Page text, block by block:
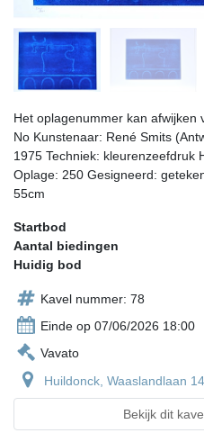
Het oplagenummer kan afwijken
No Kunstenaar: René Smits
1975 Techniek: kleurenzeefdruk
Oplage: 250 Gesigneerd:
55cm
Startbod
Aantal biedingen
Huidig bod
Kavel nummer: 78
Einde op 07/06/2026 18:00
Vavato
Huildonck, Waaslandlaan
Bekijk dit